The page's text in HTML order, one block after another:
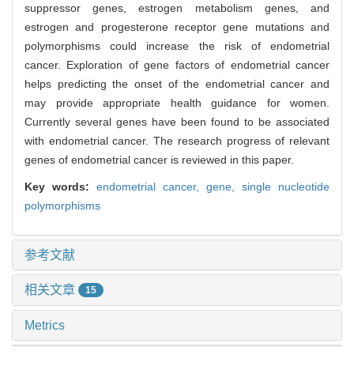
suppressor genes, estrogen metabolism genes, and
estrogen and progesterone receptor gene mutations and
polymorphisms could increase the risk of endometrial
cancer. Exploration of gene factors of endometrial cancer
helps predicting the onset of the endometrial cancer and
may provide appropriate health guidance for women.
Currently several genes have been found to be associated
with endometrial cancer. The research progress of relevant
genes of endometrial cancer is reviewed in this paper.
Key words: endometrial cancer, gene, single nucleotide
polymorphisms
参考文献
相关文章 15
Metrics